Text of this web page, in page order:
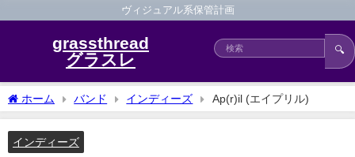
ヴィジュアル系保管計画
grassthread
グラスレ
🔍
ホーム バンド インディーズ Ap(r)il (エイプリル)
インディーズ